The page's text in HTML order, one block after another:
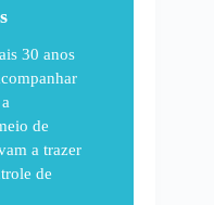
30 anos
de
a trazer
de